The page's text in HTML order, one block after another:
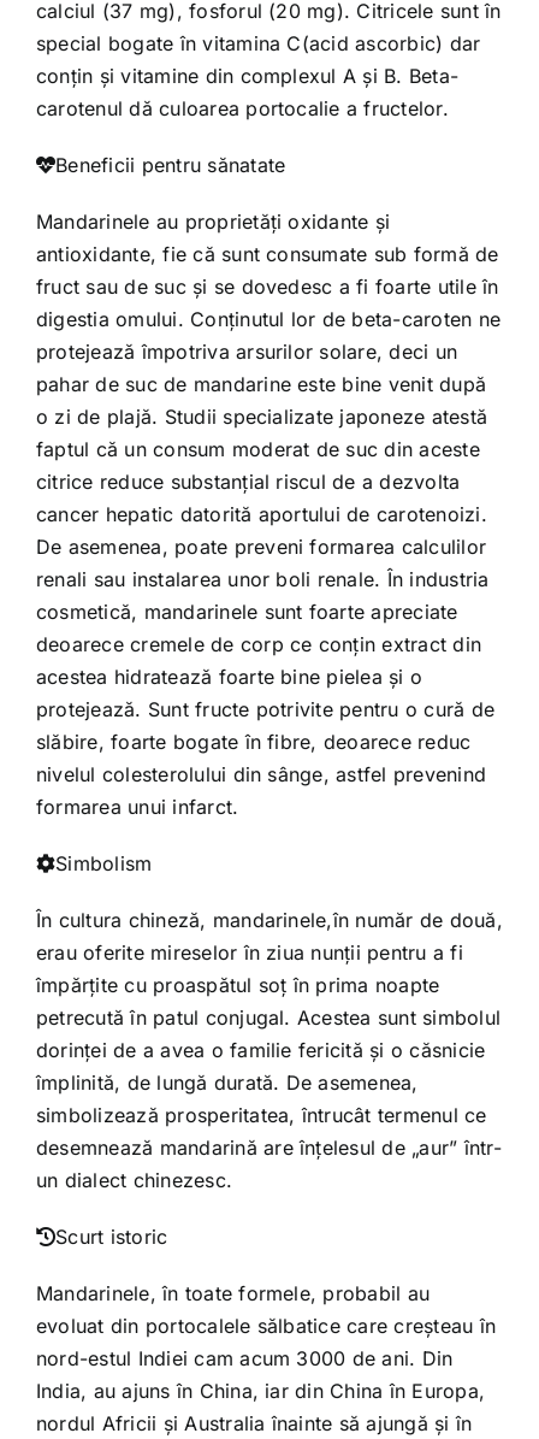
calciul (37 mg), fosforul (20 mg). Citricele sunt în
special bogate în vitamina C(acid ascorbic) dar
conțin și vitamine din complexul A și B. Beta-
carotenul dă culoarea portocalie a fructelor.
Beneficii pentru sănatate
Mandarinele au proprietăți oxidante și
antioxidante, fie că sunt consumate sub formă de
fruct sau de suc și se dovedesc a fi foarte utile în
digestia omului. Conținutul lor de beta-caroten ne
protejează împotriva arsurilor solare, deci un
pahar de suc de mandarine este bine venit după
o zi de plajă. Studii specializate japoneze atestă
faptul că un consum moderat de suc din aceste
citrice reduce substanțial riscul de a dezvolta
cancer hepatic datorită aportului de carotenoizi.
De asemenea, poate preveni formarea calculilor
renali sau instalarea unor boli renale. În industria
cosmetică, mandarinele sunt foarte apreciate
deoarece cremele de corp ce conțin extract din
acestea hidratează foarte bine pielea și o
protejează. Sunt fructe potrivite pentru o cură de
slăbire, foarte bogate în fibre, deoarece reduc
nivelul colesterolului din sânge, astfel prevenind
formarea unui infarct.
Simbolism
În cultura chineză, mandarinele,în număr de două,
erau oferite mireselor în ziua nunții pentru a fi
împărțite cu proaspătul soț în prima noapte
petrecută în patul conjugal. Acestea sunt simbolul
dorinței de a avea o familie fericită și o căsnicie
împlinită, de lungă durată. De asemenea,
simbolizează prosperitatea, întrucât termenul ce
desemnează mandarină are înțelesul de „aur” într-
un dialect chinezesc.
Scurt istoric
Mandarinele, în toate formele, probabil au
evoluat din portocalele sălbatice care creșteau în
nord-estul Indiei cam acum 3000 de ani. Din
India, au ajuns în China, iar din China în Europa,
nordul Africii și Australia înainte să ajungă și în